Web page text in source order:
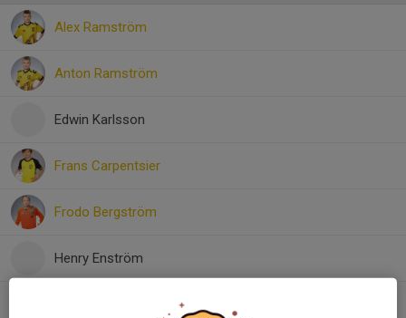
Alex Ramström
Anton Ramström
Edwin Karlsson
Frans Carpentsier
Frodo Bergström
Henry Enström